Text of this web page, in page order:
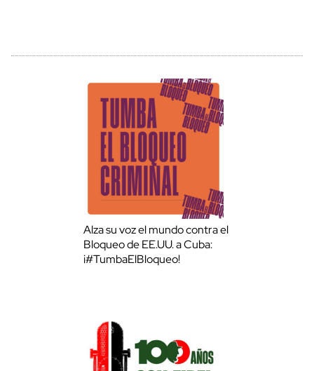
Alza su voz el mundo contra el
Bloqueo de EE.UU. a Cuba:
¡#TumbaElBloqueo!